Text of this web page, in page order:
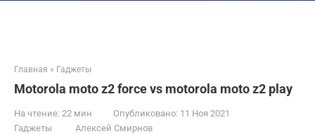
Главная » Гаджеты
Motorola moto z2 force vs motorola moto z2 play
На чтение: 22 мин Опубликовано: 11 Ноя 2021
Гаджеты
Алексей Смирнов